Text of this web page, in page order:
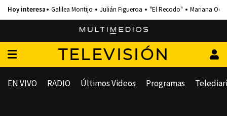
Galilea Montijo Julián Figueroa "El Recodo" Mariana
TELEVISIÓN
EN VIVO RADIO Últimos Videos Programas